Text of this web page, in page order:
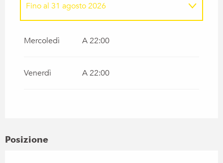
Dal 1 maggio 2026al 31 maggio 2026
Fino al 31 agosto 2026
Mercoledì A 22:00
Venerdì A 22:00
Posizione